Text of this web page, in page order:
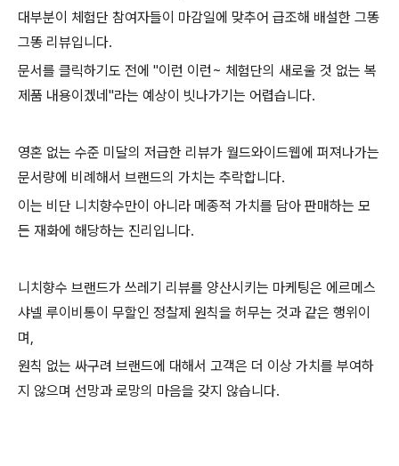
대부분이 체험단 참여자들이 마감일에 맞추어 급조해 배설한 그똥
그똥 리뷰입니다.
문서를 클릭하기도 전에 "이런 이런~ 체험단의 새로울 것 없는 복
제품 내용이겠네"라는 예상이 빗나가기는 어렵습니다.
영혼 없는 수준 미달의 저급한 리뷰가 월드와이드웹에 퍼져나가는
문서량에 비례해서 브랜드의 가치는 추락합니다.
이는 비단 니치향수만이 아니라 메종적 가치를 담아 판매하는 모
든 재화에 해당하는 진리입니다.
니치향수 브랜드가 쓰레기 리뷰를 양산시키는 마케팅은 에르메스
샤넬 루이비통이 무할인 정찰제 원칙을 허무는 것과 같은 행위이
며,
원칙 없는 싸구려 브랜드에 대해서 고객은 더 이상 가치를 부여하
지 않으며 선망과 로망의 마음을 갖지 않습니다.